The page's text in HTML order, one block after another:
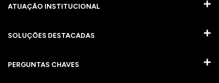
ATUAÇÃO INSTITUCIONAL
SOLUÇÕES DESTACADAS
PERGUNTAS CHAVES​